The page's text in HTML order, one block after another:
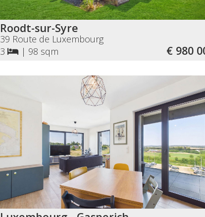
Roodt-sur-Syre
39 Route de Luxembourg
3
| 98 sqm € 980